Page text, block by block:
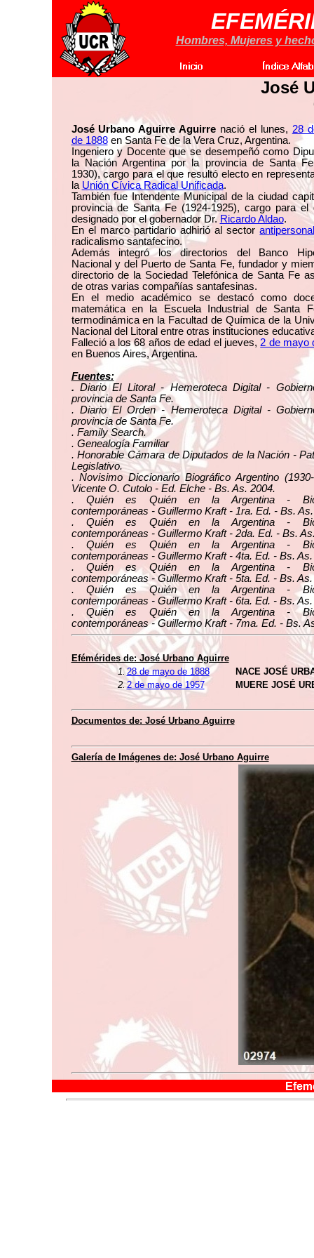
Hombres, Mujeres y
José
José Urbano Aguirre Aguirre nació el lunes, 28
de 1888en Santa Fe de la Vera Cruz, Argentina.
Ingeniero y Docente que se desempeñó como
la Nación Argentina por la provincia de Santa
1930), cargo para el que resultó electo en
la Unión Cívica Radical Unificada.
También fue Intendente Municipal de la ciudad
provincia de Santa Fe (1924-1925), cargo para el
designado por el gobernador Dr. Ricardo Aldao.
En el marco partidario adhirió al sector
radicalismo santafecino.
Además integró los directorios del Banco
Nacional y del Puerto de Santa Fe, fundador y
directorio de la Sociedad Telefónica de Santa Fe
de otras varias compañías santafesinas.
En el medio académico se destacó como
matemática en la Escuela Industrial de Santa
termodinámica en la Facultad de Química de la
Nacional del Litoral entre otras instituciones
Falleció a los 68 años de edad el jueves, 2 de mayo
en Buenos Aires, Argentina.
Fuentes:
. Diario El Litoral - Hemeroteca Digital -
provincia de Santa Fe.
. Diario El Orden - Hemeroteca Digital -
provincia de Santa Fe.
. Family Search.
. Genealogía Familiar
. Honorable Cámara de Diputados de la Nación -
Legislativo.
. Novisimo Diccionario Biográfico Argentino
Vicente O. Cutolo - Ed. Elche - Bs. As. 2004.
. Quién es Quién en la Argentina -
contemporáneas - Guillermo Kraft - 1ra. Ed. - Bs.
. Quién es Quién en la Argentina -
contemporáneas - Guillermo Kraft - 2da. Ed. - Bs.
. Quién es Quién en la Argentina -
contemporáneas - Guillermo Kraft - 4ta. Ed. - Bs. As.
. Quién es Quién en la Argentina -
contemporáneas - Guillermo Kraft - 5ta. Ed. - Bs. As.
. Quién es Quién en la Argentina -
contemporáneas - Guillermo Kraft - 6ta. Ed. - Bs. As.
. Quién es Quién en la Argentina -
contemporáneas - Guillermo Kraft - 7ma. Ed. - Bs.
Efémérides de: José Urbano Aguirre
1.28 de mayo de 1888
NACE JOSÉ
2.2 de mayo de 1957 MUERE JOSÉ
Documentos de: José Urbano Aguirre
Galería de Imágenes de: José Urbano Aguirre